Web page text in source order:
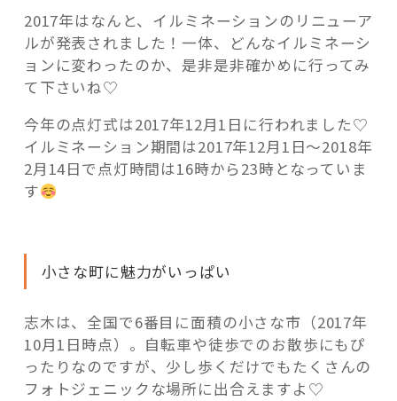
2017年はなんと、イルミネーションのリニューア
ルが発表されました！一体、どんなイルミネーシ
ョンに変わったのか、是非是非確かめに行ってみ
て下さいね♡
今年の点灯式は2017年12月1日に行われました♡
イルミネーション期間は2017年12月1日～2018年
2月14日で点灯時間は16時から23時となっていま
す
小さな町に魅力がいっぱい
志木は、全国で6番目に面積の小さな市（2017年
10月1日時点）。自転車や徒歩でのお散歩にもぴ
ったりなのですが、少し歩くだけでもたくさんの
フォトジェニックな場所に出合えますよ♡